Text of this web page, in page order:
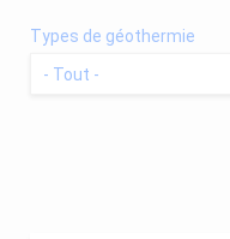
Types de géothermie